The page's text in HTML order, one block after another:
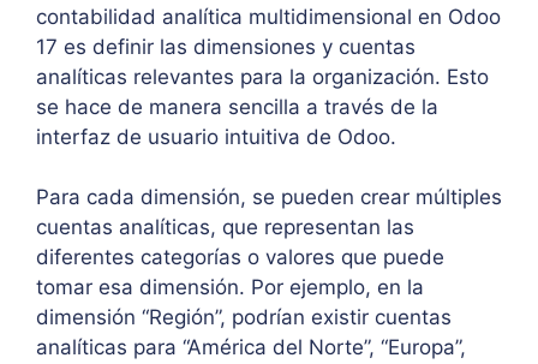
contabilidad analítica multidimensional en Odoo
17 es definir las dimensiones y cuentas
analíticas relevantes para la organización. Esto
se hace de manera sencilla a través de la
interfaz de usuario intuitiva de Odoo.
Para cada dimensión, se pueden crear múltiples
cuentas analíticas, que representan las
diferentes categorías o valores que puede
tomar esa dimensión. Por ejemplo, en la
dimensión “Región”, podrían existir cuentas
analíticas para “América del Norte”, “Europa”,